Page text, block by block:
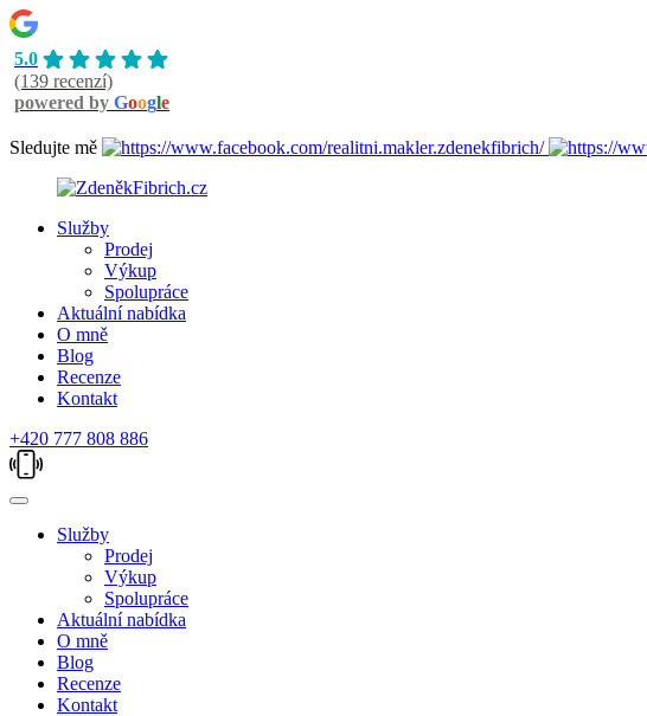
5.0
(139 recenzí)
powered by Google
Sledujte mě
Služby
Prodej
Výkup
Spolupráce
Aktuální nabídka
O mně
Blog
Recenze
Kontakt
+420 777 808 886
Služby
Prodej
Výkup
Spolupráce
Aktuální nabídka
O mně
Blog
Recenze
Kontakt